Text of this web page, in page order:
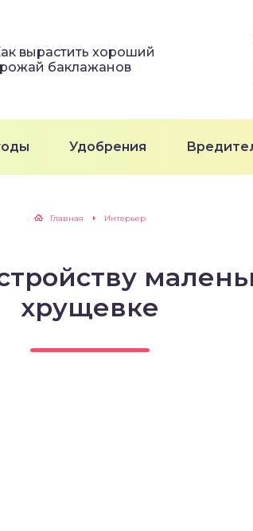
вырастить хороший
баклажанов
Удобрения
Главная Интерьер
хрущевке